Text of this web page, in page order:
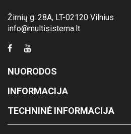
Žirnių g. 28A, LT-02120 Vilnius
info@multisistema.lt
NUORODOS
INFORMACIJA
TECHNINĖ INFORMACIJA